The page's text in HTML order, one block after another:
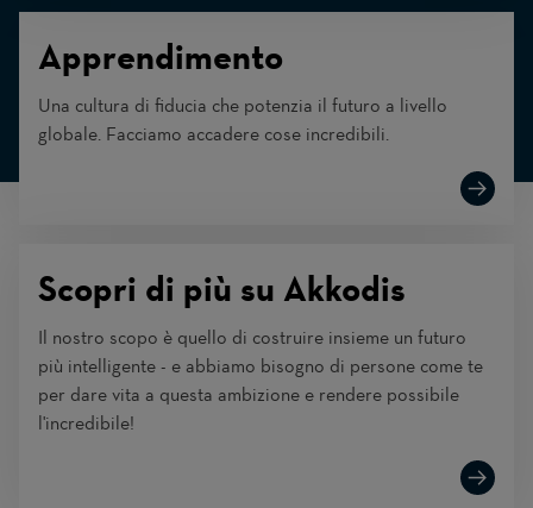
Apprendimento
Una cultura di fiducia che potenzia il futuro a livello
globale. Facciamo accadere cose incredibili.
Scopri di più su Akkodis
Il nostro scopo è quello di costruire insieme un futuro
più intelligente - e abbiamo bisogno di persone come te
per dare vita a questa ambizione e rendere possibile
l'incredibile!